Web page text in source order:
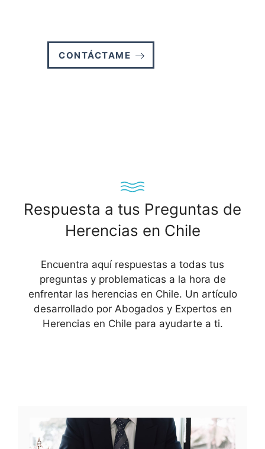
CONTÁCTAME
Respuesta a tus Preguntas de
Herencias en Chile
Encuentra aquí respuestas a todas tus
preguntas y problematicas a la hora de
enfrentar las herencias en Chile. Un artículo
desarrollado por Abogados y Expertos en
Herencias en Chile para ayudarte a ti.